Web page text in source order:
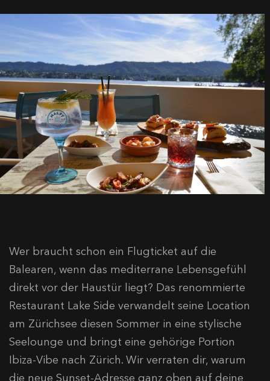
Wer braucht schon ein Flugticket auf die
Balearen, wenn das mediterrane Lebensgefühl
direkt vor der Haustür liegt? Das renommierte
Restaurant Lake Side verwandelt seine Location
am Zürichsee diesen Sommer in eine stylische
Seelounge und bringt eine gehörige Portion
Ibiza-Vibe nach Zürich. Wir verraten dir, warum
die neue Sunset-Adresse ganz oben auf deine